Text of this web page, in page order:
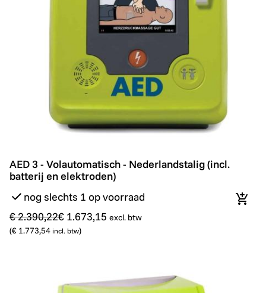
AED 3 - Volautomatisch - Nederlandstalig (incl. batterij
AED 3 - Volautomatisch - Nederlandstalig (incl.
batterij en elektroden)
nog slechts 1 op voorraad
€ 2.390,22€ 1.673,15 excl. btw
(€ 1.773,54 incl. btw)
In